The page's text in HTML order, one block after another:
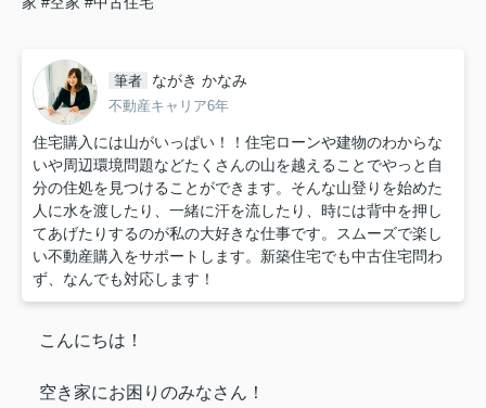
筆者 ながき かなみ
不動産キャリア6年
住宅購入には山がいっぱい！！住宅ローンや建物のわからな
いや周辺環境問題などたくさんの山を越えることでやっと自
分の住処を見つけることができます。そんな山登りを始めた
人に水を渡したり、一緒に汗を流したり、時には背中を押し
てあげたりするのが私の大好きな仕事です。スムーズで楽し
い不動産購入をサポートします。新築住宅でも中古住宅問わ
ず、なんでも対応します！
こんにちは！
空き家にお困りのみなさん！